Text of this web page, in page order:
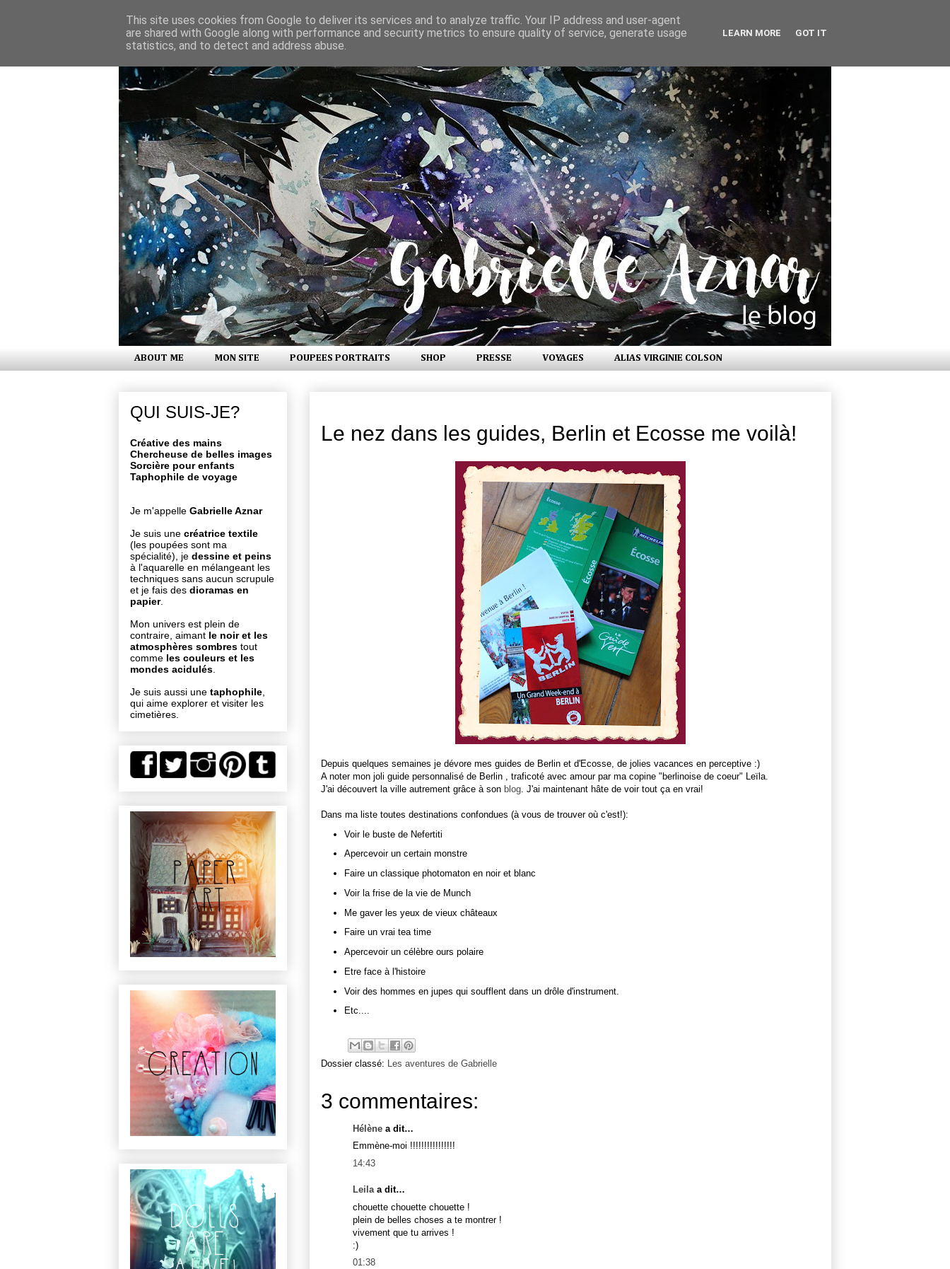
ABOUT ME MON SITE POUPEES PORTRAITS SHOP PRESSE VOYAGES ALIAS VIRGINIE COLSON
Le nez dans les guides, Berlin et Ecosse me voilà!
Depuis quelques semaines je dévore mes guides de Berlin et d'Ecosse, de jolies vacances en perceptive :)
A noter mon joli guide personnalisé de Berlin , traficoté avec amour par ma copine "berlinoise de coeur" Leïla.
J'ai découvert la ville autrement grâce à son blog . J'ai maintenant hâte de voir tout ça en vrai!
Dans ma liste toutes destinations confondues (à vous de trouver où c'est!):
Voir le buste de Nefertiti
Apercevoir un certain monstre
Faire un classique photomaton en noir et blanc
Voir la frise de la vie de Munch
Me gaver les yeux de vieux châteaux
Faire un vrai tea time
Apercevoir un célèbre ours polaire
Etre face à l'histoire
Voir des hommes en jupes qui soufflent dans un drôle d'instrument.
Etc....
Dossier classé: Les aventures de Gabrielle
3 commentaires:
Hélène a dit…
Emmène-moi !!!!!!!!!!!!!!!!
14:43
Leilaa dit…
chouette chouette chouette !
plein de belles choses a te montrer !
vivement que tu arrives !
:)
01:38
QUI SUIS-JE?
Créative des mains
Chercheuse de belles images
Sorcière pour enfants
Taphophile de voyage
Je m'appelle Gabrielle Aznar
Je suis une créatrice textile
(les poupées sont ma
spécialité), je dessine et peins
à l'aquarelle en mélangeant les
techniques sans aucun scrupule
et je fais des dioramas en
papier.
Mon univers est plein de
contraire, aimant le noir et les
atmosphères sombres tout
comme les couleurs et les
mondes acidulés
Je suis aussi une taphophile
qui aime explorer et visiter les
cimetières.
This site uses cookies from Google to deliver its services and to analyze traffic. Your IP address and user-agent
are shared with Google along with performance and security metrics to ensure quality of service, generate usage
statistics, and to detect and address abuse.
LEARN MORE GOT IT